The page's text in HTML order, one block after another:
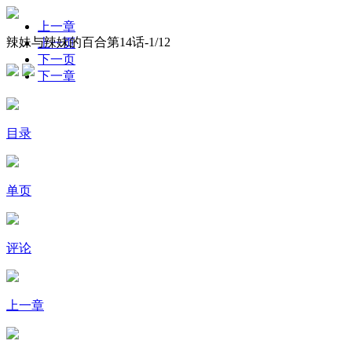
辣妹与辣妹的百合第14话-1/12
上一章
上一页
下一页
下一章
目录
单页
评论
上一章